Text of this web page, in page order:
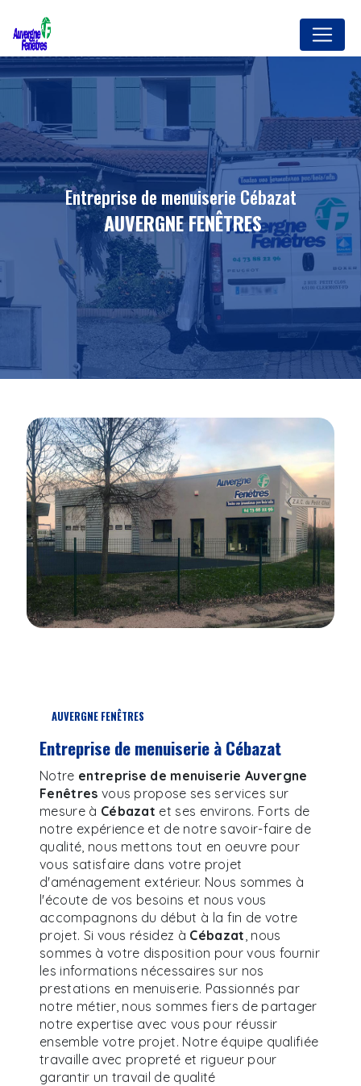
entreprise de menuiserie Cébazat
AUVERGNE FENÊTRES
AUVERGNE FENÊTRES
entreprise de menuiserie à Cébazat
Notre entreprise de menuiserie Auvergne
Fenêtres vous propose ses services sur
mesure à Cébazat et ses environs. Forts de
notre expérience et de notre savoir-faire de
qualité, nous mettons tout en oeuvre pour
vous satisfaire dans votre projet
d'aménagement extérieur. Nous sommes à
l'écoute de vos besoins et nous vous
accompagnons du début à la fin de votre
projet. Si vous résidez à Cébazat , nous
sommes à votre disposition pour vous fournir
les informations nécessaires sur nos
prestations en menuiserie. Passionnés par
notre métier, nous sommes fiers de partager
notre expertise avec vous pour réussir
ensemble votre projet. Notre équipe qualifiée
travaille avec propreté et rigueur pour
garantir un travail de qualité